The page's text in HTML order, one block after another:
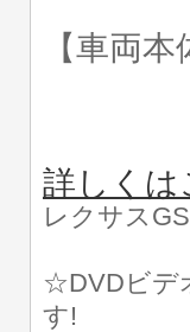
【車両本
詳しくは
レクサス
☆DVDビデ
す!